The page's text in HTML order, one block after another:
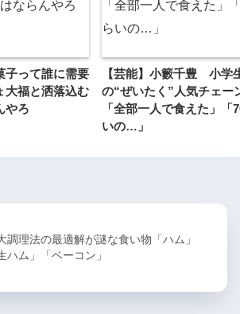
子って誰に需要
大福と洒落込む
やろ
【芸能】小籔千豊 小学
の“ぜいたく”人気チェー
「全部一人で食えた」「
いの…」
調理法の最適解が謎な食い物「ハム」
ハム」「ベーコン」